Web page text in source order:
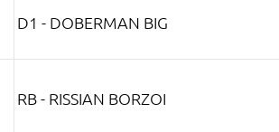
D1 - DOBERMAN BIG
RB - RISSIAN BORZOI